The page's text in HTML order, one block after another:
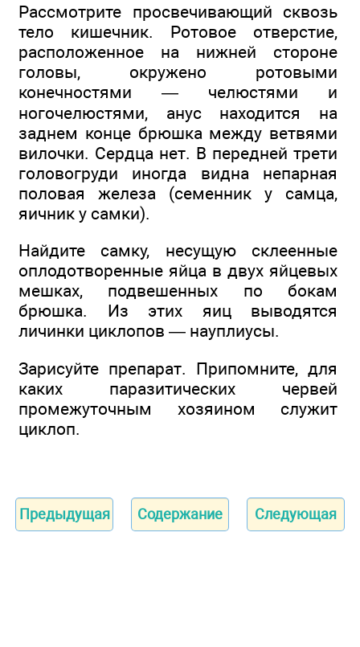
Рассмотрите просвечивающий сквозь
тело кишечник. Ротовое отверстие,
расположенное на нижней стороне
головы, окружено ротовыми
конечностями — челюстями и
ногочелюстями, анус находится на
заднем конце брюшка между ветвями
вилочки. Сердца нет. В передней трети
головогруди иногда видна непарная
половая железа (семенник у самца,
яичник у самки).
Найдите самку, несущую склеенные
оплодотворенные яйца в двух яйцевых
мешках, подвешенных по бокам
брюшка. Из этих яиц выводятся
личинки циклопов — науплиусы.
Зарисуйте препарат. Припомните, для
каких паразитических червей
промежуточным хозяином служит
циклоп.
Предыдущая Содержание Следующая